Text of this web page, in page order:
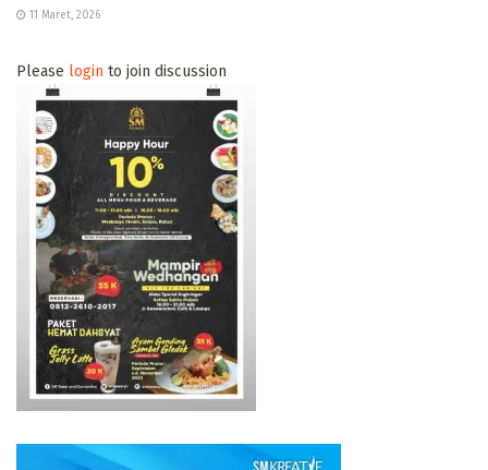
11 Maret, 2026
Please login to join discussion